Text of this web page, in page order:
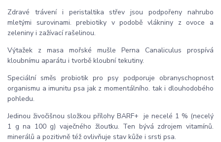
Zdravé trávení i peristaltika střev jsou podpořeny nahrubo
mletými surovinami. prebiotiky v podobě vlákniny z ovoce a
zeleniny i zažívací rašelinou.
Výtažek z masa mořské mušle Perna Canaliculus prospívá
kloubnímu aparátu i tvorbě kloubní tekutiny.
Speciální směs probiotik pro psy podporuje obranyschopnost
organismu a imunitu psa jak z momentálního. tak i dlouhodobého
pohledu.
Jedinou živočišnou složkou přílohy BARF+ je necelé 1 % (necelý
1 g na 100 g) vaječného žloutku. Ten bývá zdrojem vitamínů.
minerálů a pozitivně též ovlivňuje stav kůže i srsti psa.